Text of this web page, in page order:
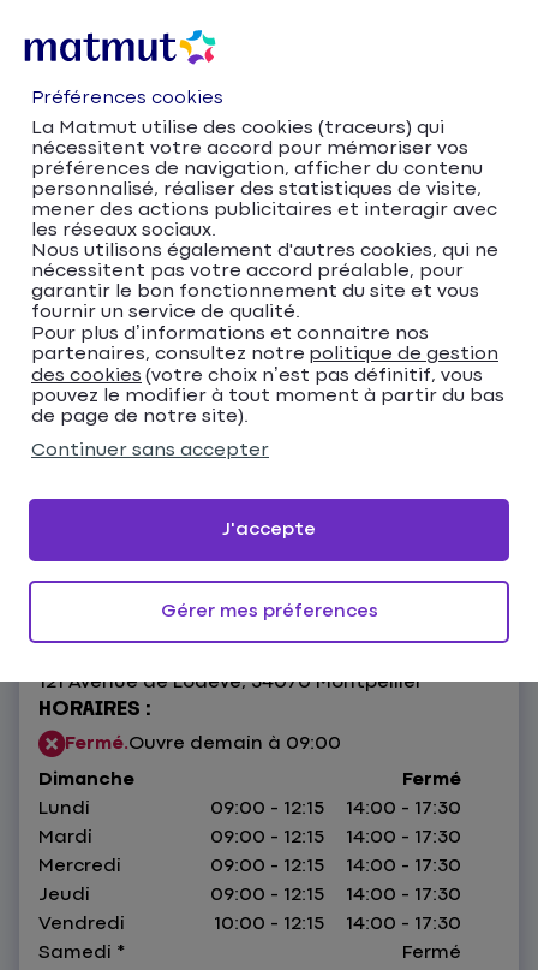
Accueil
Trouver votre agence Matmut
Occitanie
Hérault
Montpellier
Matmut Assurances 121 Avenue de Lodeve,
Montpellier
Matmut Assurances 121
Avenue de Lodeve,
Montpellier
202 avisDonnez votre avis
121 Avenue de Lodeve, 34070 Montpellier
HORAIRES :
Fermé.Ouvre demain à 09:00
Dimanche
Fermé
Lundi
09:00 - 12:15
14:00 - 17:30
Mardi
09:00 - 12:15
14:00 - 17:30
Mercredi
09:00 - 12:15
14:00 - 17:30
Jeudi
09:00 - 12:15
14:00 - 17:30
Vendredi
10:00 - 12:15
14:00 - 17:30
Samedi *
Fermé
Préférences cookies
La Matmut utilise des cookies (traceurs) qui
nécessitent votre accord pour mémoriser vos
préférences de navigation, afficher du contenu
personnalisé, réaliser des statistiques de visite,
mener des actions publicitaires et interagir avec
les réseaux sociaux.
Nous utilisons également d'autres cookies, qui ne
nécessitent pas votre accord préalable, pour
garantir le bon fonctionnement du site et vous
fournir un service de qualité.
Pour plus d’informations et connaitre nos
partenaires, consultez notre politique de gestion
des cookies (votre choix n’est pas définitif, vous
pouvez le modifier à tout moment à partir du bas
de page de notre site).
Continuer sans accepter
Gérer mes préferences
J'accepte